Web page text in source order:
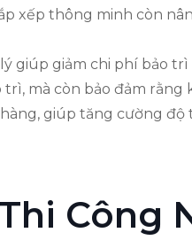
xếp thông minh còn
giúp giảm chi phí bảo
mà còn bảo đảm
giúp tăng cường
Công